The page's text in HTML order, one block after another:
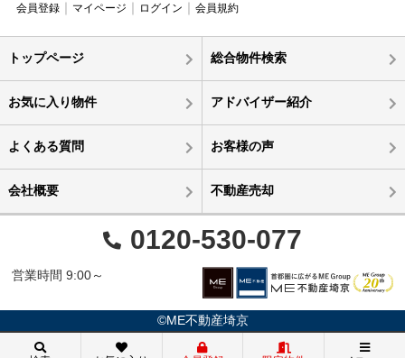
会員登録 マイページ ログイン 会員規約
トップページ 総合物件検索
お気に入り物件 アドバイザー紹介
よくある質問 お客様の声
会社概要 不動産売却
0120-530-077
営業時間 9:00～
©ME不動産埼京